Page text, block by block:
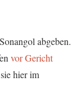
abgeben.
vor Gericht
hier im